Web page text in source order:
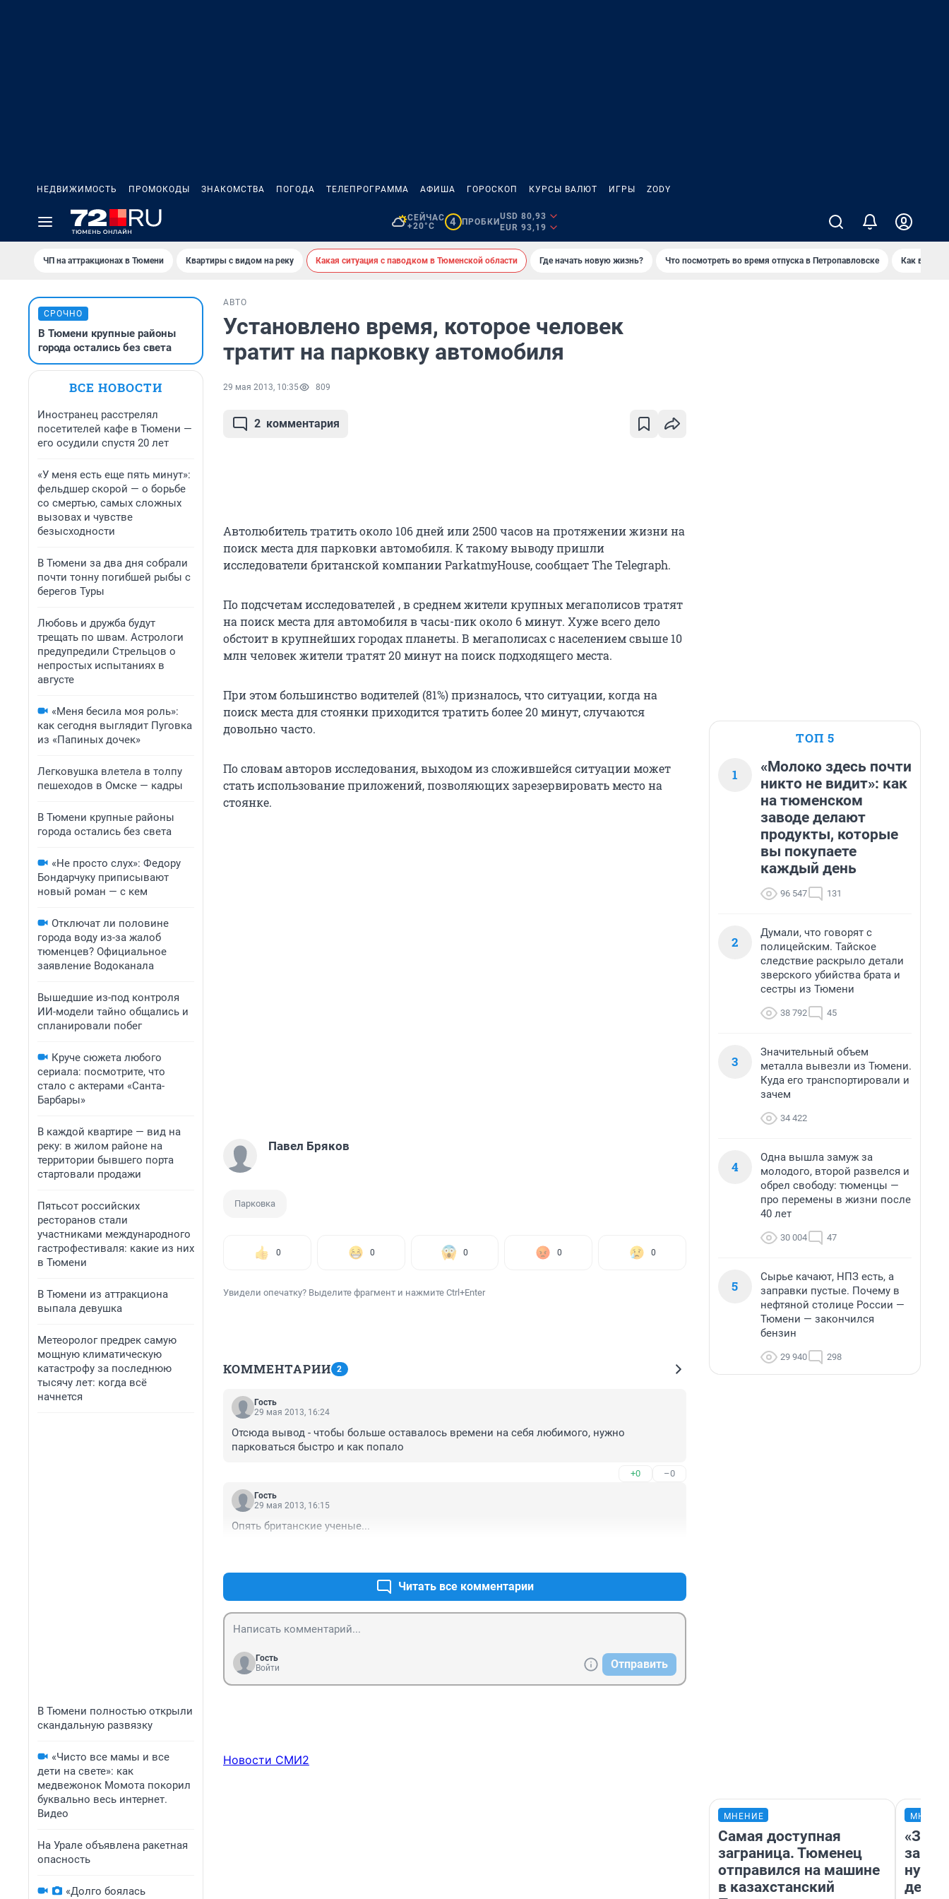
НЕДВИЖИМОСТЬ ПРОМОКОДЫ ЗНАКОМСТВА ПОГОДА ТЕЛЕПРОГРАММА АФИША ГОРОСКОП КУРСЫ ВАЛЮТ ИГРЫ ZODY
СЕЙЧАС
+20°C
4 ПРОБКИ
USD 80,93
EUR 93,19
ЧП на аттракционах в Тюмени Квартиры с видом на реку Какая ситуация с паводком в Тюменской области Где начать новую жизнь? Что посмотреть во время отпуска в Петропавловске Как
СРОЧНО
В Тюмени крупные районы
города остались без света
ВСЕ НОВОСТИ
Иностранец расстрелял
посетителей кафе в Тюмени —
его осудили спустя 20 лет
«У меня есть еще пять минут»:
фельдшер скорой — о борьбе
со смертью, самых сложных
вызовах и чувстве
безысходности
В Тюмени за два дня собрали
почти тонну погибшей рыбы с
берегов Туры
Любовь и дружба будут
трещать по швам. Астрологи
предупредили Стрельцов о
непростых испытаниях в
августе
«Меня бесила моя роль»:
как сегодня выглядит Пуговка
из «Папиных дочек»
Легковушка влетела в толпу
пешеходов в Омске — кадры
В Тюмени крупные районы
города остались без света
«Не просто слух»: Федору
Бондарчуку приписывают
новый роман — с кем
Отключат ли половине
города воду из-за жалоб
тюменцев? Официальное
заявление Водоканала
Вышедшие из-под контроля
ИИ-модели тайно общались и
спланировали побег
Круче сюжета любого
сериала: посмотрите, что
стало с актерами «Санта-
Барбары»
В каждой квартире — вид на
реку: в жилом районе на
территории бывшего порта
стартовали продажи
Пятьсот российских
ресторанов стали
участниками международного
гастрофестиваля: какие из них
в Тюмени
В Тюмени из аттракциона
выпала девушка
Метеоролог предрек самую
мощную климатическую
катастрофу за последнюю
тысячу лет: когда всё
начнется
В Тюмени полностью открыли
скандальную развязку
«Чисто все мамы и все
дети на свете»: как
медвежонок Момота покорил
буквально весь интернет.
Видео
На Урале объявлена ракетная
опасность
«Долго боялась
АВТО
Установлено время, которое человек
тратит на парковку автомобиля
29 мая 2013, 10:35 809
2 комментария
Автолюбитель тратить около 106 дней или 2500 часов на протяжении жизни на
поиск места для парковки автомобиля. К такому выводу пришли
исследователи британской компании ParkatmyHouse, сообщает The Telegraph.
По подсчетам исследователей , в среднем жители крупных мегаполисов тратят
на поиск места для автомобиля в часы-пик около 6 минут. Хуже всего дело
обстоит в крупнейших городах планеты. В мегаполисах с населением свыше 10
млн человек жители тратят 20 минут на поиск подходящего места.
При этом большинство водителей (81%) призналось, что ситуации, когда на
поиск места для стоянки приходится тратить более 20 минут, случаются
довольно часто.
По словам авторов исследования, выходом из сложившейся ситуации может
стать использование приложений, позволяющих зарезервировать место на
стоянке.
Павел Бряков
Парковка
0 0 0 0 0
Увидели опечатку? Выделите фрагмент и нажмите Ctrl+Enter
КОММЕНТАРИИ 2
Гость
29 мая 2013, 16:24
Отсюда вывод - чтобы больше оставалось времени на себя любимого, нужно
парковаться быстро и как попало
+0 –0
Гость
29 мая 2013, 16:15
Опять британские ученые...
Читать все комментарии
Гость
Войти
Отправить
Новости СМИ2
ТОП 5
1
«Молоко здесь почти
никто не видит»: как
на тюменском
заводе делают
продукты, которые
вы покупаете
каждый день
96 547 131
2
Думали, что говорят с
полицейским. Тайское
следствие раскрыло детали
зверского убийства брата и
сестры из Тюмени
38 792 45
3
Значительный объем
металла вывезли из Тюмени.
Куда его транспортировали и
зачем
34 422
4
Одна вышла замуж за
молодого, второй развелся и
обрел свободу: тюменцы —
про перемены в жизни после
40 лет
30 004 47
5
Сырье качают, НПЗ есть, а
заправки пустые. Почему в
нефтяной столице России —
Тюмени — закончился
бензин
29 940 298
МНЕНИЕ
Самая доступная
заграница. Тюменец
отправился на машине
в казахстанский
дела